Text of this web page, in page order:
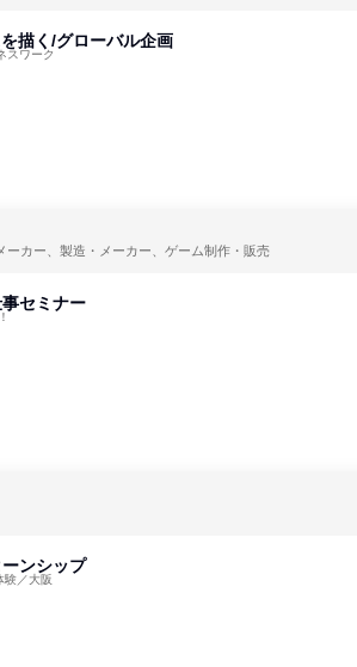
描く/グローバル企画
スワーク
ーカー、製造・メーカー、ゲーム制作・販売
セミナー
ンシップ
験／大阪